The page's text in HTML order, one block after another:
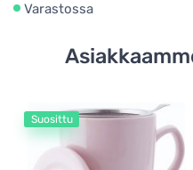
Varastossa
Suosittu